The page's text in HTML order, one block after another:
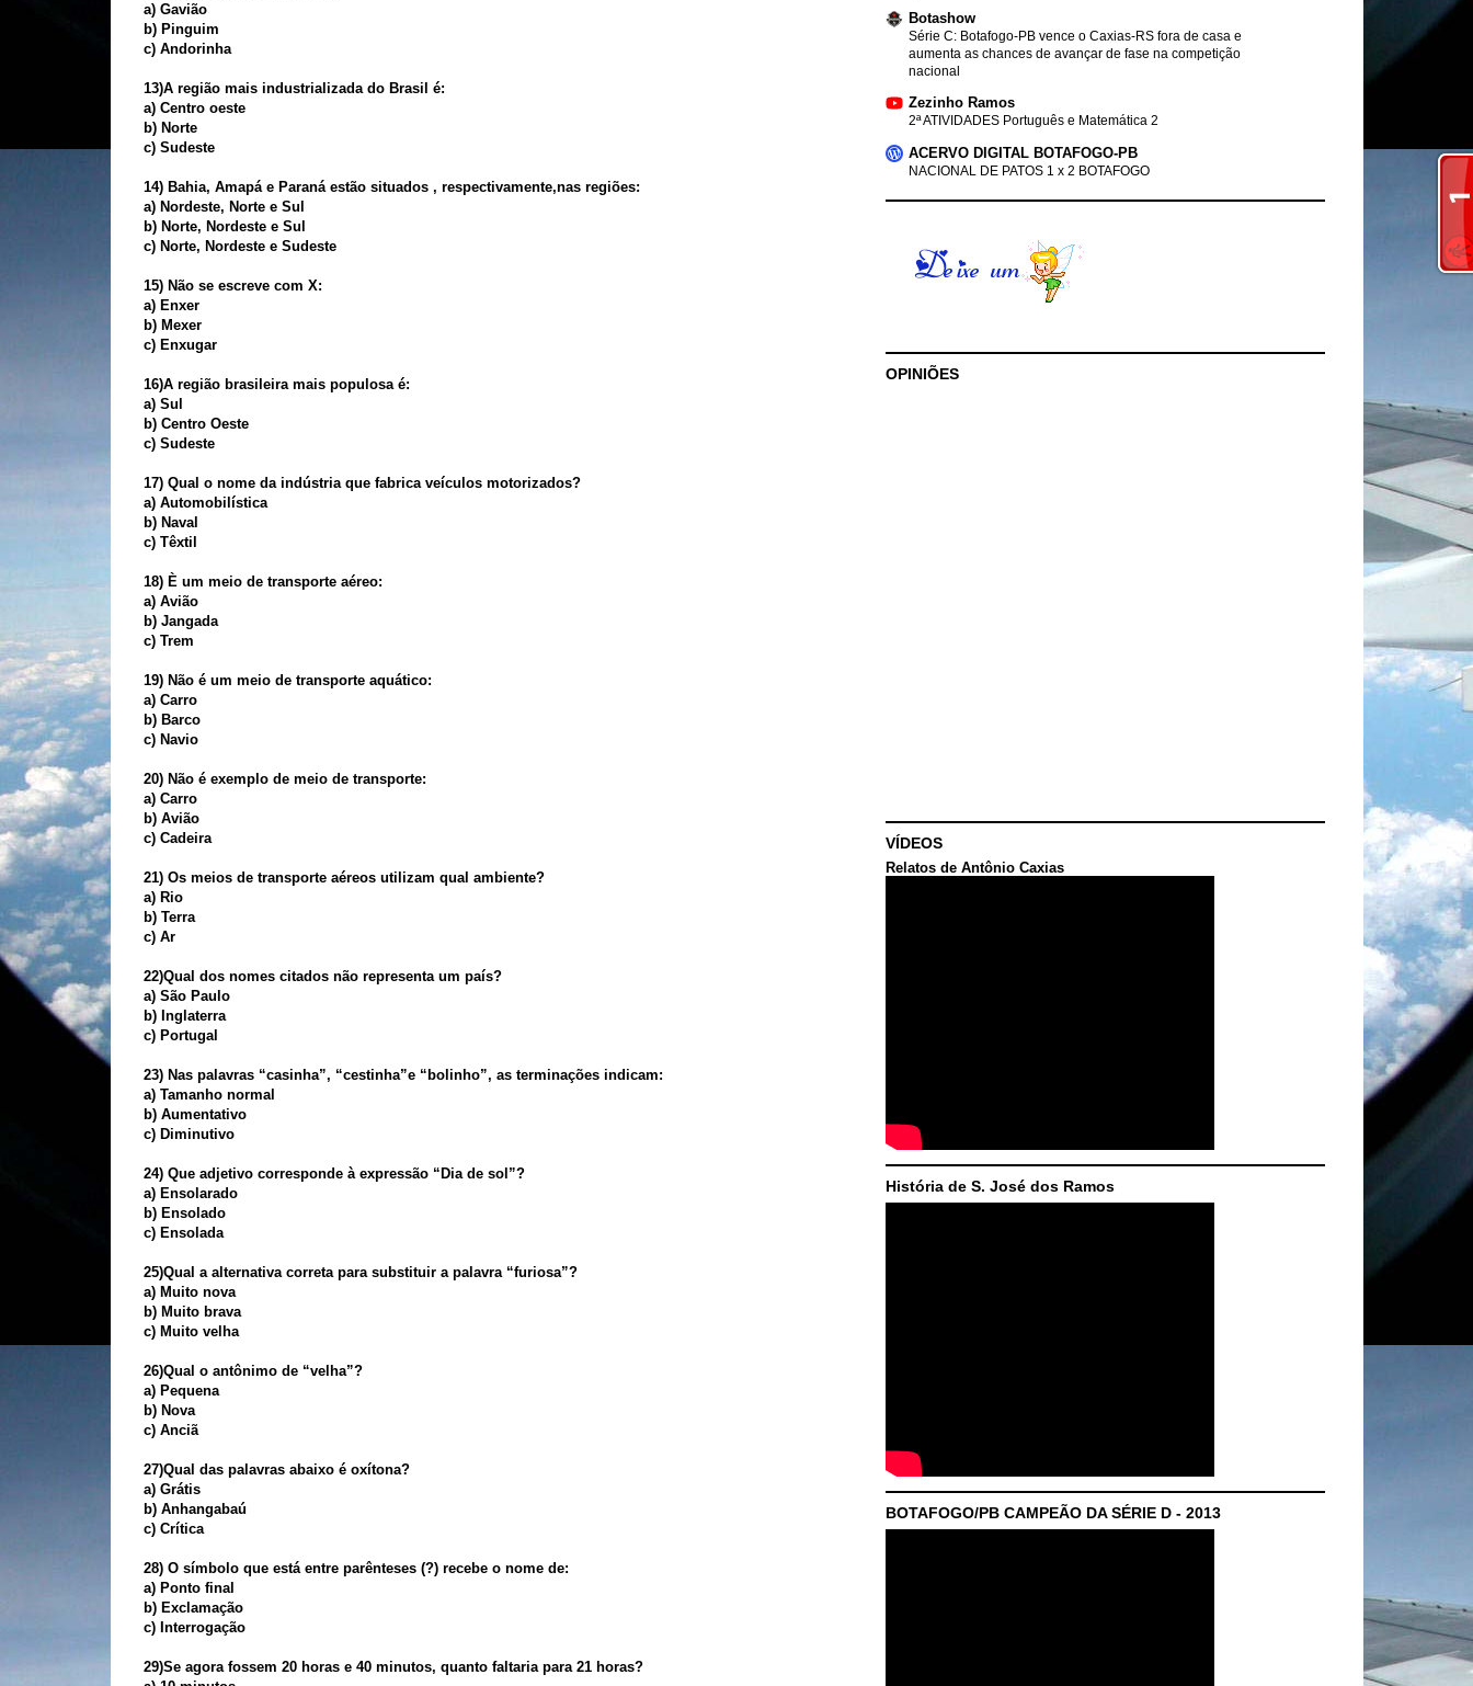
a) Gavião
b) Pinguim
c) Andorinha
13)A região mais industrializada do Brasil é:
a) Centro oeste
b) Norte
c) Sudeste
14) Bahia, Amapá e Paraná estão situados , respectivamente,nas regiões:
a) Nordeste, Norte e Sul
b) Norte, Nordeste e Sul
c) Norte, Nordeste e Sudeste
15) Não se escreve com X:
a) Enxer
b) Mexer
c) Enxugar
16)A região brasileira mais populosa é:
a) Sul
b) Centro Oeste
c) Sudeste
17) Qual o nome da indústria que fabrica veículos motorizados?
a) Automobilística
b) Naval
c) Têxtil
18) È um meio de transporte aéreo:
a) Avião
b) Jangada
c) Trem
19) Não é um meio de transporte aquático:
a) Carro
b) Barco
c) Navio
20) Não é exemplo de meio de transporte:
a) Carro
b) Avião
c) Cadeira
21) Os meios de transporte aéreos utilizam qual ambiente?
a) Rio
b) Terra
c) Ar
22)Qual dos nomes citados não representa um país?
a) São Paulo
b) Inglaterra
c) Portugal
23) Nas palavras “casinha”, “cestinha”e “bolinho”, as terminações indicam:
a) Tamanho normal
b) Aumentativo
c) Diminutivo
24) Que adjetivo corresponde à expressão “Dia de sol”?
a) Ensolarado
b) Ensolado
c) Ensolada
25)Qual a alternativa correta para substituir a palavra “furiosa”?
a) Muito nova
b) Muito brava
c) Muito velha
26)Qual o antônimo de “velha”?
a) Pequena
b) Nova
c) Anciã
27)Qual das palavras abaixo é oxítona?
a) Grátis
b) Anhangabaú
c) Crítica
28) O símbolo que está entre parênteses (?) recebe o nome de:
a) Ponto final
b) Exclamação
c) Interrogação
29)Se agora fossem 20 horas e 40 minutos, quanto faltaria para 21 horas?
Botashow
Série C: Botafogo-PB vence o Caxias-RS fora de casa e
aumenta as chances de avançar de fase na competição
nacional
Zezinho Ramos
2ª ATIVIDADES Português e Matemática 2
ACERVO DIGITAL BOTAFOGO-PB
NACIONAL DE PATOS 1 x 2 BOTAFOGO
OPINIÕES
VÍDEOS
Relatos de Antônio Caxias
História de S. José dos Ramos
BOTAFOGO/PB CAMPEÃO DA SÉRIE D - 2013